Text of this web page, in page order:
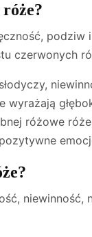
podziw
czerwonych
wyrażają
różowe